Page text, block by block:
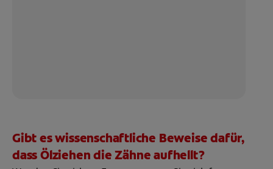
Gibt es wissenschaftliche Beweise dafür,
dass Ölziehen die Zähne aufhellt?